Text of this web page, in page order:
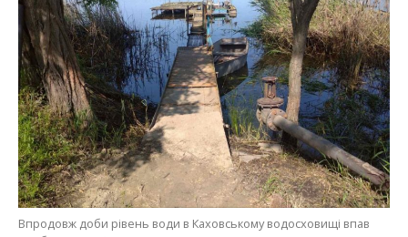
Раніше ми повідомили про те, що у Нікополіз-під
крану тече брудна вода. Також протягом ночі
загарбники пять разів обстріляли Нікополь та
район.
Анна Томілова
МІТКИ: ЖИЗНЬ,ПРОИСШЕСТВИЕ